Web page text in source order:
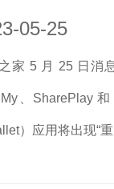
05-25
家 5 月 25 日消
My、SharePlay
）应用将出现“